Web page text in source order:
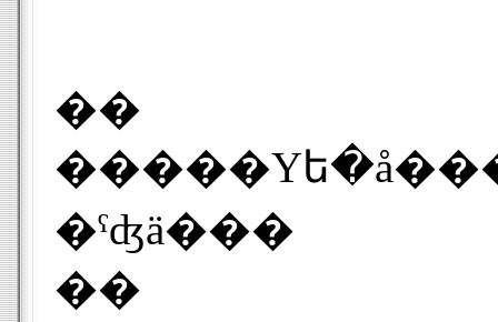
��
�ˤʤä���
��